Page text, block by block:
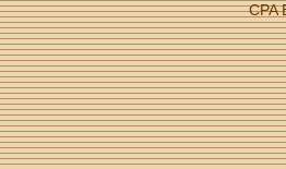
CPA